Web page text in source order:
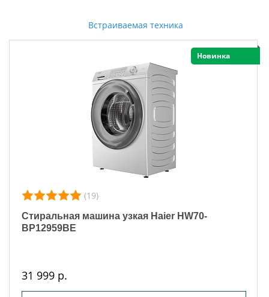
Встраиваемая техника
Новинка
(19)
Стиральная машина узкая Haier HW70-
BP12959BE
31 999 р.